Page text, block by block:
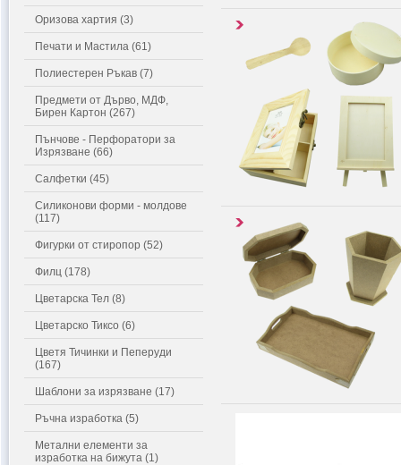
Оризова хартия (3)
Печати и Мастила (61)
Полиестерен Ръкав (7)
Предмети от Дърво, МДФ,
Бирен Картон (267)
Пънчове - Перфоратори за
Изрязване (66)
Салфетки (45)
Силиконови форми - молдове
(117)
Фигурки от стиропор (52)
Филц (178)
Цветарска Тел (8)
Цветарско Тиксо (6)
Цветя Тичинки и Пеперуди
(167)
Шаблони за изрязване (17)
Ръчна изработка (5)
Метални елементи за
изработка на бижута (1)